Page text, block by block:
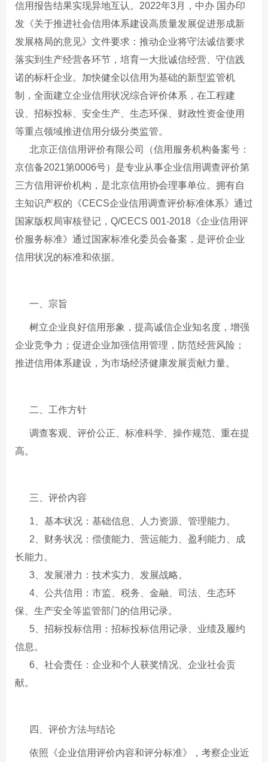
信用报告结果实现异地互认。2022年3月，中办 国办印
发《关于推进社会信用体系建设高质量发展促进形成新
发展格局的意见》文件要求：推动企业将守法诚信要求
落实到生产经营各环节，培育一大批诚信经营、守信践
诺的标杆企业。加快健全以信用为基础的新型监管机
制，全面建立企业信用状况综合评价体系，在工程建
设、招标投标、安全生产、生态环保、财政性资金使用
等重点领域推进信用分级分类监管。
北京正信信用评价有限公司（信用服务机构备案号：
京信备2021第0006号）是专业从事企业信用调查评价第
三方信用评价机构，是北京信用协会理事单位。拥有自
主知识产权的《CECS企业信用调查评价标准体系》通过
国家版权局审核登记，Q/CECS 001-2018《企业信用评
价服务标准》通过国家标准化委员会备案，是评价企业
信用状况的标准和依据。
一、宗旨
树立企业良好信用形象，提高诚信企业知名度，增强
企业竞争力；促进企业加强信用管理，防范经营风险；
推进信用体系建设，为市场经济健康发展贡献力量。
二、工作方针
调查客观、评价公正、标准科学、操作规范、重在提
高。
三、评价内容
1、基本状况：基础信息、人力资源、管理能力。
2、财务状况：偿债能力、营运能力、盈利能力、成
长能力。
3、发展潜力：技术实力、发展战略。
4、公共信用：市监、税务、金融、司法、生态环
保、生产安全等监管部门的信用记录。
5、招标投标信用：招标投标信用记录、业绩及履约
信息。
6、社会责任：企业和个人获奖情况、企业社会贡
献。
四、评价方法与结论
依照《企业信用评价内容和评分标准》，考察企业近